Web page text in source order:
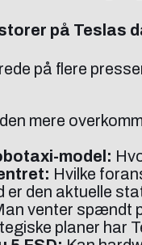
på Teslas
på flere
mere
model:
Hvilke
er den aktuelle
venter spændt
planer har